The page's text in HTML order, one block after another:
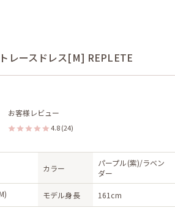
レースドレス[M] REPLETE
お客様レビュー
4.8 (24)
カラー
パープル(紫)/ラベン
ダー
モデル身長 161cm